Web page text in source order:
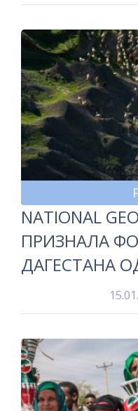
NATIONAL
ПРИЗНАЛА
ДАГЕСТАНА